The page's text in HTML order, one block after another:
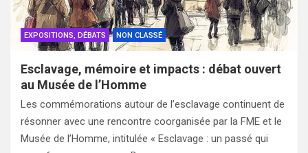
EXPOSITIONS, DÉBATS NON CLASSÉ
Esclavage, mémoire et impacts : débat ouvert
au Musée de l’Homme
Les commémorations autour de l’esclavage continuent de
résonner avec une rencontre coorganisée par la FME et le
Musée de l’Homme, intitulée « Esclavage : un passé qui